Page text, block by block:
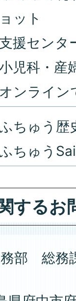
ョット
支援センタ
児科・産
オンライン
ちゅう歴
ちゅう
するお
部 総務